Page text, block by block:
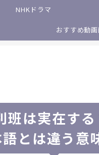
NHKドラマ
おすすめ動
班は実在す
とは違う意